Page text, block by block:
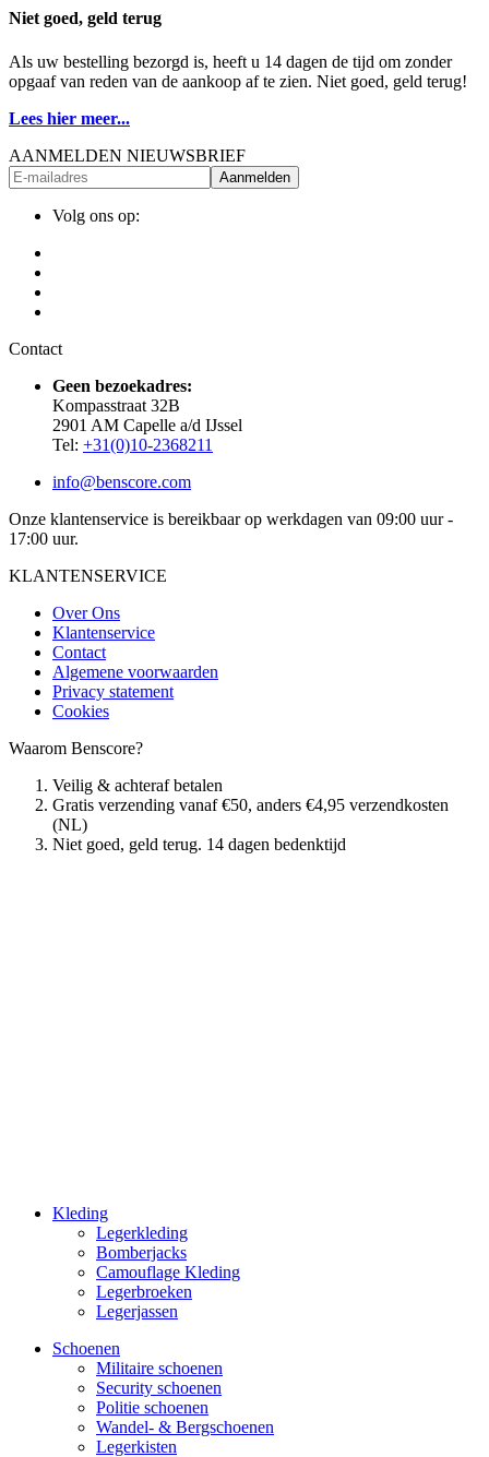
Niet goed, geld terug
Als uw bestelling bezorgd is, heeft u 14 dagen de tijd om zonder
opgaaf van reden van de aankoop af te zien. Niet goed, geld terug!
Lees hier meer...
AANMELDEN NIEUWSBRIEF
Aanmelden
Volg ons op:
Contact
Geen bezoekadres:
Kompasstraat 32B
2901 AM Capelle a/d IJssel
Tel: +31(0)10-2368211
info@benscore.com
Onze klantenservice is bereikbaar op werkdagen van 09:00 uur -
17:00 uur.
KLANTENSERVICE
Over Ons
Klantenservice
Contact
Algemene voorwaarden
Privacy statement
Cookies
Waarom Benscore?
Veilig & achteraf betalen
Gratis verzending vanaf €50, anders €4,95 verzendkosten
(NL)
Niet goed, geld terug. 14 dagen bedenktijd
Kleding
Legerkleding
Bomberjacks
Camouflage Kleding
Legerbroeken
Legerjassen
Schoenen
Militaire schoe­nen
Security schoenen
Politie schoenen
Wandel- & Berg­­schoenen
Legerkisten